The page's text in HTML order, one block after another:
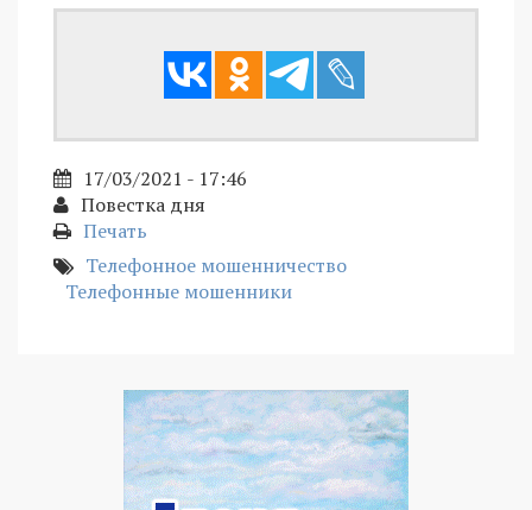
17/03/2021 - 17:46
Повестка дня
Печать
Телефонное мошенничество
Телефонные мошенники